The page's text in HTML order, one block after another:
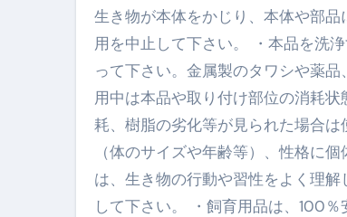
バナナを毎日食べた
筋トレせずにプロテ
ドメイン取得からホー
かいまき（掻巻き）超
【最新版】掛け布団
【アシストステッパ
生き物が本体をかじり、本体や部
用を中止して下さい。 ・本品を洗
って下さい。金属製のタワシや薬
用中は本品や取り付け部位の消耗
耗、樹脂の劣化等が見られた場合
（体のサイズや年齢等）、性格に
は、生き物の行動や習性をよく理
して下さい。 ・飼育用品は、100